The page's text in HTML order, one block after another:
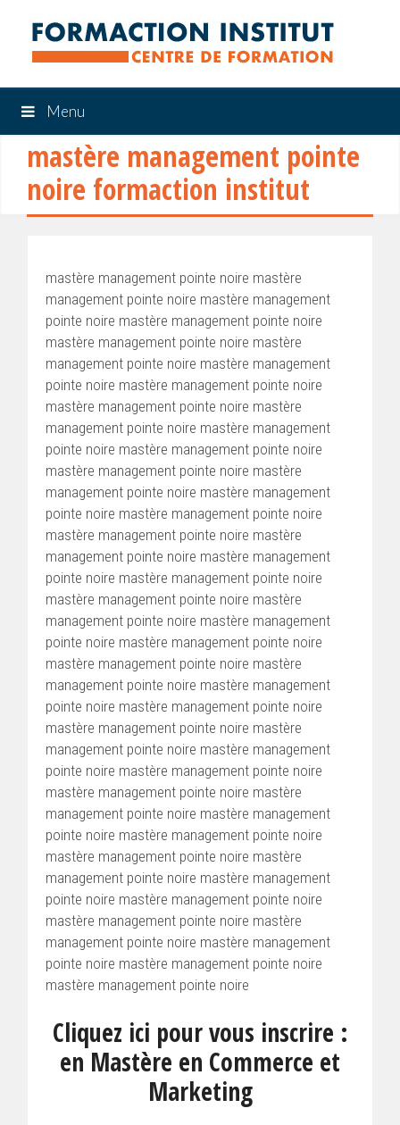
Menu
mastère management pointe
noire formaction institut
mastère management pointe noire mastère
management pointe noire mastère management
pointe noire mastère management pointe noire
mastère management pointe noire mastère
management pointe noire mastère management
pointe noire mastère management pointe noire
mastère management pointe noire mastère
management pointe noire mastère management
pointe noire mastère management pointe noire
mastère management pointe noire mastère
management pointe noire mastère management
pointe noire mastère management pointe noire
mastère management pointe noire mastère
management pointe noire mastère management
pointe noire mastère management pointe noire
mastère management pointe noire mastère
management pointe noire mastère management
pointe noire mastère management pointe noire
mastère management pointe noire mastère
management pointe noire mastère management
pointe noire mastère management pointe noire
mastère management pointe noire mastère
management pointe noire mastère management
pointe noire mastère management pointe noire
mastère management pointe noire mastère
management pointe noire mastère management
pointe noire mastère management pointe noire
mastère management pointe noire mastère
management pointe noire mastère management
pointe noire mastère management pointe noire
mastère management pointe noire mastère
management pointe noire mastère management
pointe noire mastère management pointe noire
mastère management pointe noire
Cliquez ici pour vous inscrire :
en Mastère en Commerce et
Marketing